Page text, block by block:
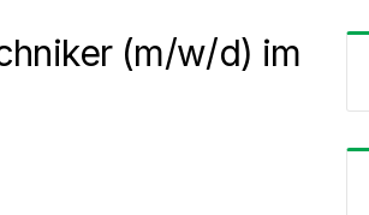
(m/w/d) im